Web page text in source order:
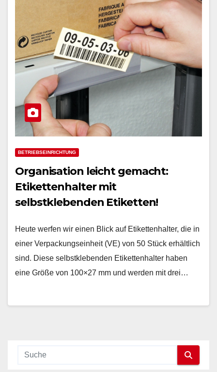
BETRIEBSEINRICHTUNG
Organisation leicht gemacht:
Etikettenhalter mit
selbstklebenden Etiketten!
Heute werfen wir einen Blick auf Etikettenhalter, die in
einer Verpackungseinheit (VE) von 50 Stück erhältlich
sind. Diese selbstklebenden Etikettenhalter haben
eine Größe von 100×27 mm und werden mit drei…